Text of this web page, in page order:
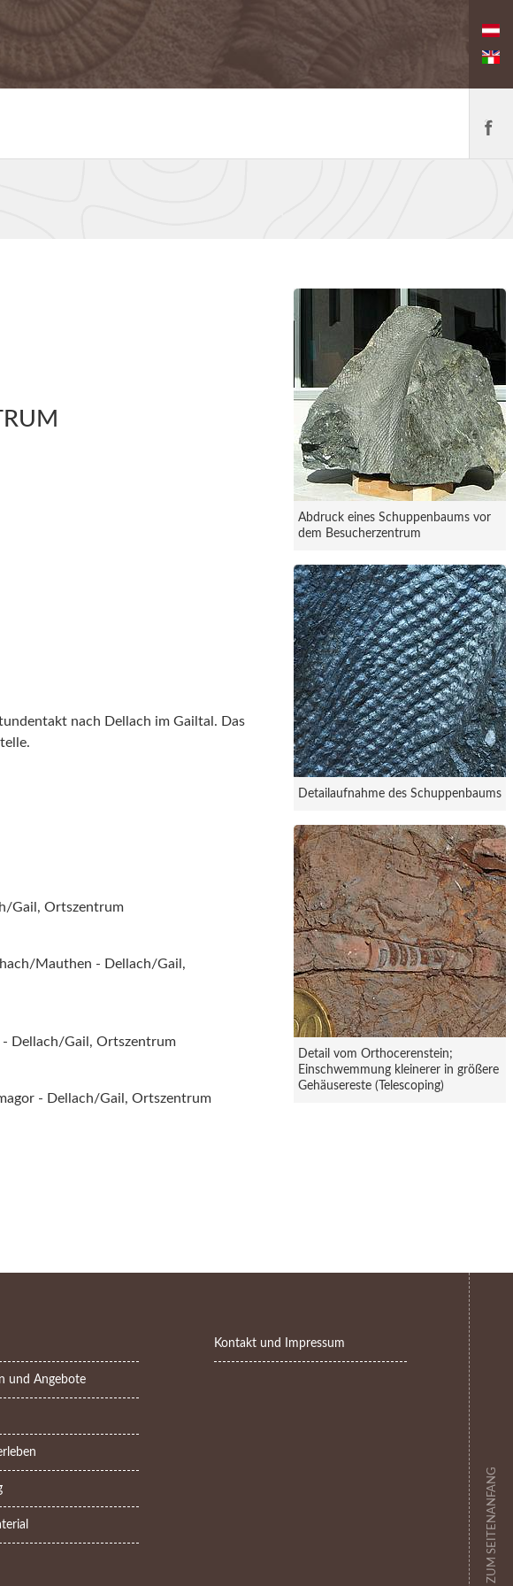
nach Dellach im Gailtal. Das
Gail, Ortszentrum
Mauthen - Dellach/Gail,
- Dellach/Gail, Ortszentrum
- Dellach/Gail, Ortszentrum
Abdruck eines Schuppenbaums vor
dem Besucherzentrum
Detailaufnahme des Schuppenbaums
Detail vom Orthocerenstein;
Einschwemmung kleinerer in größere
Gehäusereste (Telescoping)
und Angebote
Kontakt und Impressum
ZUM SEITENANFANG